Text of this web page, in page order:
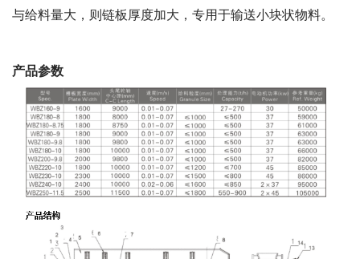
与给料量大，则链板厚度加大，专用于输送小块状物料。
产品参数